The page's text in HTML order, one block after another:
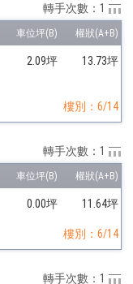
2.09坪 13.73坪
樓別：6/14
轉手次數：1
0.00坪 11.64坪
樓別：6/14
轉手次數：1
轉手次數：1